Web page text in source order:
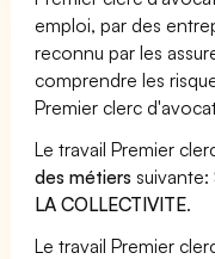
emploi, par des
reconnu par les
comprendre les
Premier clerc
Le travail Premier
des métiers suivante:
LA COLLECTIVITE.
Le travail Premier